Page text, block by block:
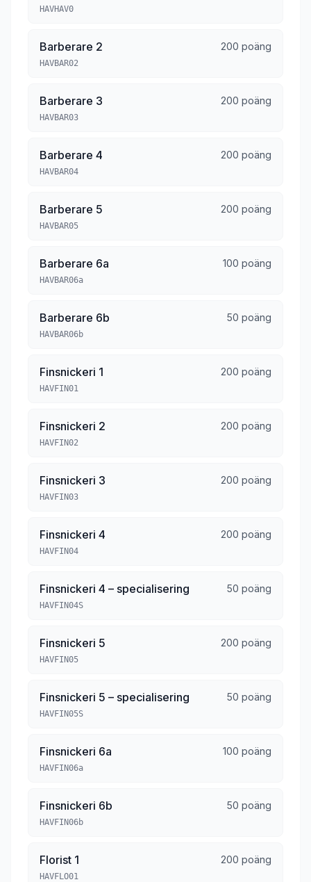
HAVHAV0
Barberare 2 200 poäng
HAVBAR02
Barberare 3 200 poäng
HAVBAR03
Barberare 4 200 poäng
HAVBAR04
Barberare 5 200 poäng
HAVBAR05
Barberare 6a 100 poäng
HAVBAR06a
Barberare 6b 50 poäng
HAVBAR06b
Finsnickeri 1 200 poäng
HAVFIN01
Finsnickeri 2 200 poäng
HAVFIN02
Finsnickeri 3 200 poäng
HAVFIN03
Finsnickeri 4 200 poäng
HAVFIN04
Finsnickeri 4 – specialisering 50 poäng
HAVFIN04S
Finsnickeri 5 200 poäng
HAVFIN05
Finsnickeri 5 – specialisering 50 poäng
HAVFIN05S
Finsnickeri 6a 100 poäng
HAVFIN06a
Finsnickeri 6b 50 poäng
HAVFIN06b
Florist 1 200 poäng
HAVFLO01